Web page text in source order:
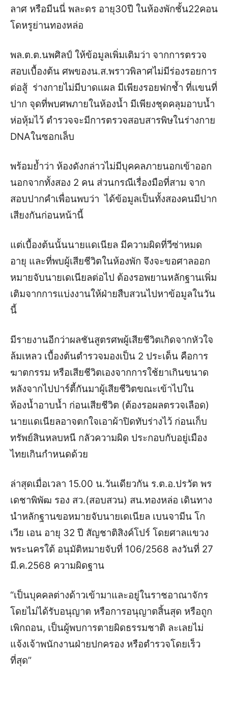
ลาศ หรือมีนนี่ พละดร อายุ30ปี ในห้องพักชั้น22คอน
โดหรูย่านทองหล่อ
พล.ต.ต.นพศิลป์ ให้ข้อมูลเพิ่มเติมว่า จากการตรวจ
สอบเบื้องต้น ศพของน.ส.พราวพิลาศไม่มีร่องรอยการ
ต่อสู้ ร่างกายไม่มีบาดเเผล มีเพียงรอยฟกช้ำ ที่เเขนที่
ปาก จุดที่พบศพภายในห้องน้ำ มีเพียงชุดคลุมอาบน้ำ
ห่อหุ้มไว้ ตำรวจจะมีการตรวจสอบสารพิษในร่างกาย
DNAในซอกเล็บ
พร้อมย้ำว่า ห้องดังกล่าวไม่มีบุคคลภายนอกเข้าออก
นอกจากทั้งสอง 2 คน ส่วนกรณีเรื่องมือที่สาม จาก
สอบปากคำเพื่อนพบว่า ได้ข้อมูลเป็นทั้งสองคนมีปาก
เสียงกันก่อนหน้านี้
แต่เบื้องต้นนั้นนายแดเนียล มีความผิดที่วีซ่าหมด
อายุ และที่พบผู้เสียชีวิตในห้องพัก จึงจะขอศาลออก
หมายจับนายเดเนียลต่อไป ต้องรอพยานหลักฐานเพิ่ม
เติมจากการแบ่งงานให้ฝ่ายสืบสวนไปหาข้อมูลในวัน
นี้
มีรายงานอีกว่าผลชันสูตรศพผู้เสียชีวิตเกิดจากหัวใจ
ล้มเหลว เบื้องต้นตำรวจมองเป็น 2 ประเด็น คือการ
ฆาตกรรม หรือเสียชีวิตเองจากการใช้ยาเกินขนาด
หลังจากไปปาร์ตี้กันมาผู้เสียชีวิตขณะเข้าไปใน
ห้องน้ำอาบน้ำ ก่อนเสียชีวิต (ต้องรอผลตรวจเลือด)
นายแดเนียลอาจตกใจเอาผ้าปิดทับร่างไว้ ก่อนเก็บ
ทรัพย์สินหลบหนี กลัวความผิด ประกอบกับอยู่เมือง
ไทยเกินกำหนดด้วย
ล่าสุดเมื่อเวลา 15.00 น.วันเดียวกัน ร.ต.อ.ปรวัต พร
เดชาพิพัฒ รอง สว.(สอบสวน) สน.ทองหล่อ เดินทาง
นำหลักฐานขอหมายจับนายเดเนียล เบนจามีน โก
เวีย เอน อายุ 32 ปี สัญชาติสิงค์โปร์ โดยศาลแขวง
พระนครใต้ อนุมัติหมายจับที่ 106/2568 ลงวันที่ 27
มี.ค.2568 ความผิดฐาน
“เป็นบุคคลต่างด้าวเข้ามาและอยู่ในราชอาณาจักร
โดยไม่ได้รับอนุญาต หรือการอนุญาตสิ้นสุด หรือถูก
เพิกถอน, เป็นผู้พบการตายผิดธรรมชาติ ละเลยไม่
แจ้งเจ้าพนักงานฝ่ายปกครอง หรือตำรวจโดยเร็ว
ที่สุด”